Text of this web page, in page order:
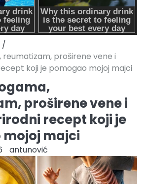
reumatizam, proširene vene i
koji je pomogao mojoj majci
proširene vene i
recept koji je
majci
antunović